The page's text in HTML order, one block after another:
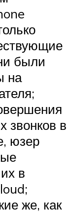
были
на
звонков в
юзер
в
же, как